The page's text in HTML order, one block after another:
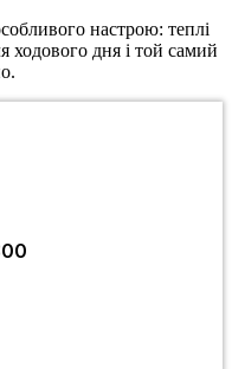
настрою: теплі
ходового дня і той самий